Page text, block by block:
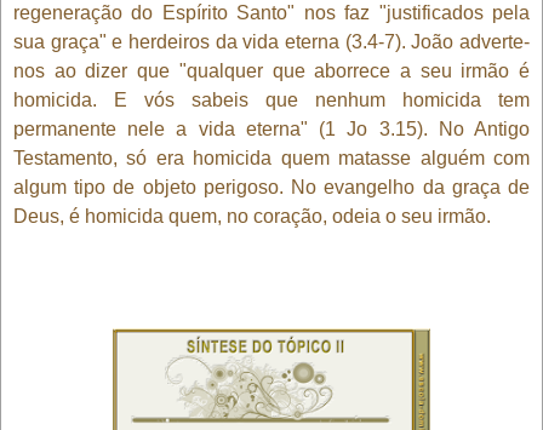
regeneração do Espírito Santo" nos faz "justificados pela
sua graça" e herdeiros da vida eterna (3.4-7). João adverte-
nos ao dizer que "qualquer que aborrece a seu irmão é
homicida. E vós sabeis que nenhum homicida tem
permanente nele a vida eterna" (1 Jo 3.15). No Antigo
Testamento, só era homicida quem matasse alguém com
algum tipo de objeto perigoso. No evangelho da graça de
Deus, é homicida quem, no coração, odeia o seu irmão.